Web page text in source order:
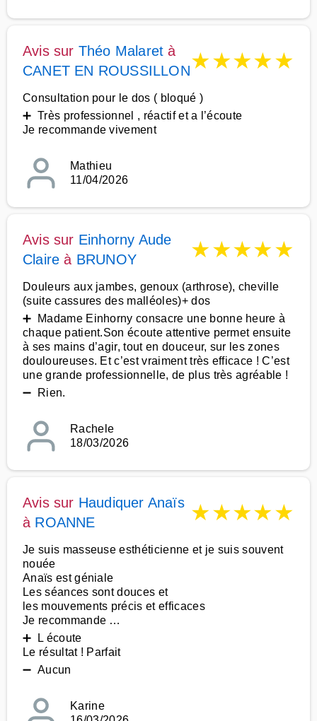
Avis sur Théo Malaret à
CANET EN ROUSSILLON★★★★★
Consultation pour le dos ( bloqué )
➕ Très professionnel , réactif et a l’écoute
Je recommande vivement
Mathieu
11/04/2026
Avis sur Einhorny Aude
Claire à BRUNOY ★★★★★
Douleurs aux jambes, genoux (arthrose), cheville
(suite cassures des malléoles)+ dos
➕ Madame Einhorny consacre une bonne heure à
chaque patient.Son écoute attentive permet ensuite
à ses mains d’agir, tout en douceur, sur les zones
douloureuses. Et c’est vraiment très efficace ! C’est
une grande professionnelle, de plus très agréable !
➖ Rien.
Rachele
18/03/2026
Avis sur Haudiquer Anaïs
à ROANNE ★★★★★
Je suis masseuse esthéticienne et je suis souvent
nouée
Anaïs est géniale
Les séances sont douces et
les mouvements précis et efficaces
Je recommande …
➕ L écoute
Le résultat ! Parfait
➖ Aucun
Karine